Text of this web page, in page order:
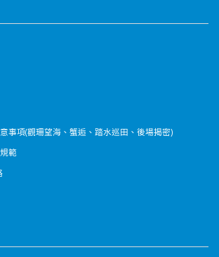
事項(觀珊望海、蟹逅、踏水巡田、後場揭密)
範